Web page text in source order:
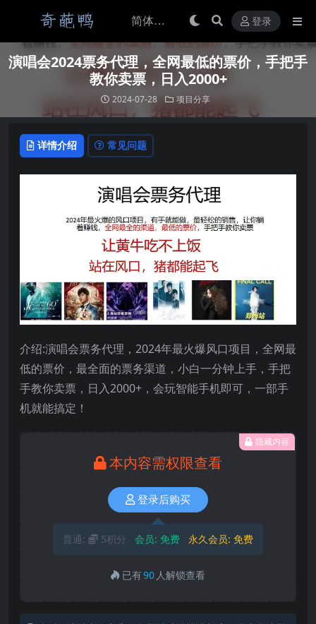
登录
演唱会2024票务代理，全网最低的票价，手把手
教你卖票，日入2000+
2024-07-28 项目分享
详情介绍 常见问题
介绍:演唱会票务代理，2024年最火爆风口项目，全网最
低的票价，最全面的票务渠道，小白一分钟上手，手把
手教你卖票，日入2000+，会玩智能手机即可，一部手
机就能搞定！
隐藏内容
本内容需权限查看
登录后购买
普通: 5积分 会员: 免费 永久会员: 免费
已有90 人解锁查看